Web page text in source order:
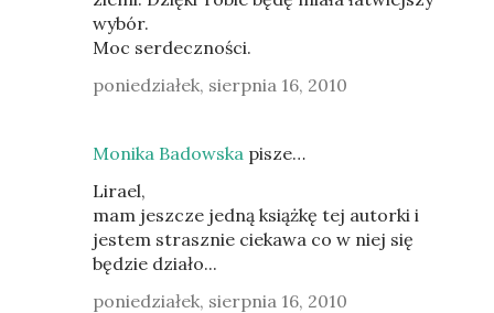
wybór.
Moc serdeczności.
poniedziałek, sierpnia 16, 2010
Monika Badowska pisze…
Lirael,
mam jeszcze jedną książkę tej autorki i
jestem strasznie ciekawa co w niej się
będzie działo...
poniedziałek, sierpnia 16, 2010